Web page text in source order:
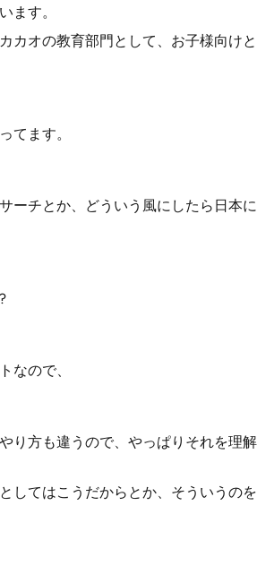
ます。
カオの教育部門として、お子様向け
てます。
ーチとか、どういう風にしたら日本
なので、
り方も違うので、やっぱりそれを理
てはこうだからとか、そういうのを